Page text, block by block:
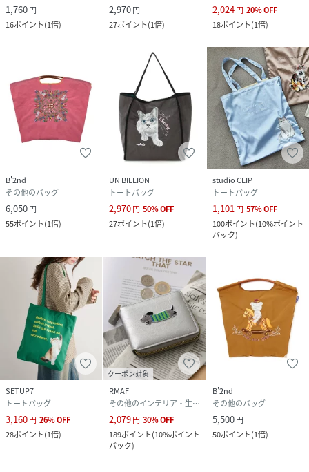
1,760円
16ポイント(1倍)
2,970円
27ポイント(1倍)
2,024円 20%OFF
18ポイント(1倍)
B'2nd
その他のバッグ
6,050円
55ポイント(1倍)
UN BILLION
トートバッグ
2,970円 50%OFF
27ポイント(1倍)
studio CLIP
トートバッグ
1,101円 57%OFF
100ポイント(10%ポイント
バック)
SETUP7
トートバッグ
3,160円 26%OFF
28ポイント(1倍)
クーポン対象
RMAF
その他のインテリア・生活雑貨
2,079円 30%OFF
189ポイント(10%ポイント
バック)
B'2nd
その他のバッグ
5,500円
50ポイント(1倍)